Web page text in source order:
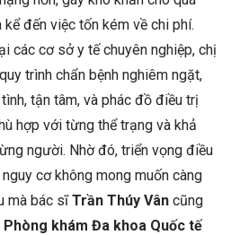
đến việc tốn kém về chi phí.
các cơ sở y tế chuyên nghiệp, chị
trình chẩn bệnh nghiêm ngặt,
tận tâm, và phác đồ điều trị
hợp với từng thể trạng và khả
người. Nhờ đó, triển vọng điều
cơ không mong muốn càng
mà bác sĩTrần Thúy Vân cũng
Phòng khám Đa khoa Quốc tế